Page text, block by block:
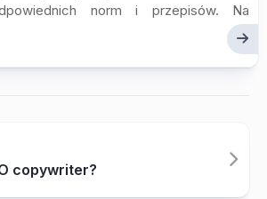
norm i przepisów. Na
copywriter?